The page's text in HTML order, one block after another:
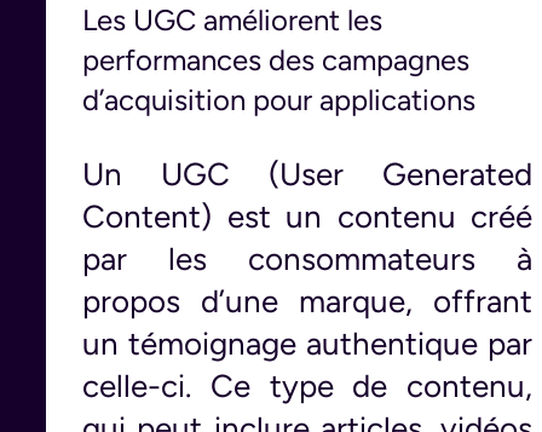
Les UGC améliorent les
performances des campagnes
d’acquisition pour applications
Un UGC (User Generated
Content) est un contenu créé
par les consommateurs à
propos d’une marque, offrant
un témoignage authentique par
celle-ci. Ce type de contenu,